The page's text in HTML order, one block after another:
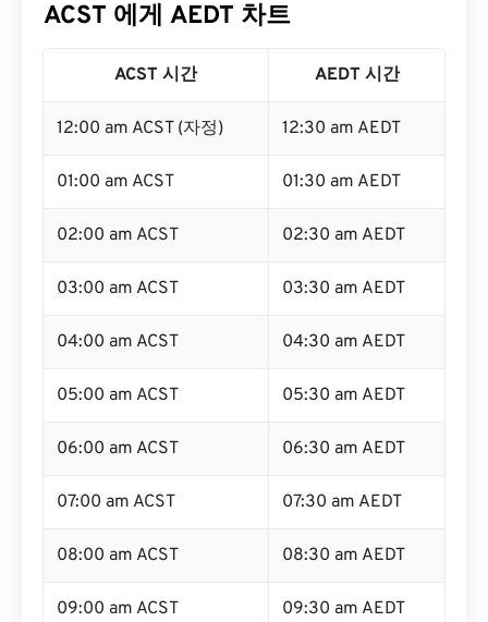
ACST 에게 AEDT 차트
ACST 시간 AEDT 시간
12:00 am ACST (자정) 12:30 am AEDT
01:00 am ACST 01:30 am AEDT
02:00 am ACST 02:30 am AEDT
03:00 am ACST 03:30 am AEDT
04:00 am ACST 04:30 am AEDT
05:00 am ACST 05:30 am AEDT
06:00 am ACST 06:30 am AEDT
07:00 am ACST 07:30 am AEDT
08:00 am ACST 08:30 am AEDT
09:00 am ACST 09:30 am AEDT